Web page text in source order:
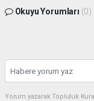
Okuyu Yorumları (0)
Yorum yazarak Topluluk